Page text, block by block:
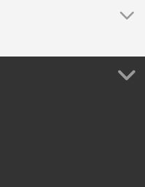
y su Museo
Atenas